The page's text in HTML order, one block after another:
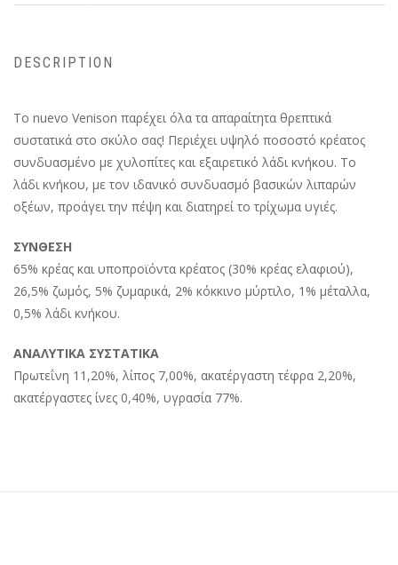
DESCRIPTION
Το nuevo Venison παρέχει όλα τα απαραίτητα θρεπτικά
συστατικά στο σκύλο σας! Περιέχει υψηλό ποσοστό κρέατος
συνδυασμένο με χυλοπίτες και εξαιρετικό λάδι κνήκου. Το
λάδι κνήκου, με τον ιδανικό συνδυασμό βασικών λιπαρών
οξέων, προάγει την πέψη και διατηρεί το τρίχωμα υγιές.
ΣΥΝΘΕΣΗ
65% κρέας και υποπροϊόντα κρέατος (30% κρέας ελαφιού),
26,5% ζωμός, 5% ζυμαρικά, 2% κόκκινο μύρτιλο, 1% μέταλλα,
0,5% λάδι κνήκου.
ΑΝΑΛΥΤΙΚΑ ΣΥΣΤΑΤΙΚΑ
Πρωτεΐνη 11,20%, λίπος 7,00%, ακατέργαστη τέφρα 2,20%,
ακατέργαστες ίνες 0,40%, υγρασία 77%.